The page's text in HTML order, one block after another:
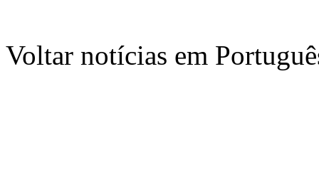
Voltar notícias em